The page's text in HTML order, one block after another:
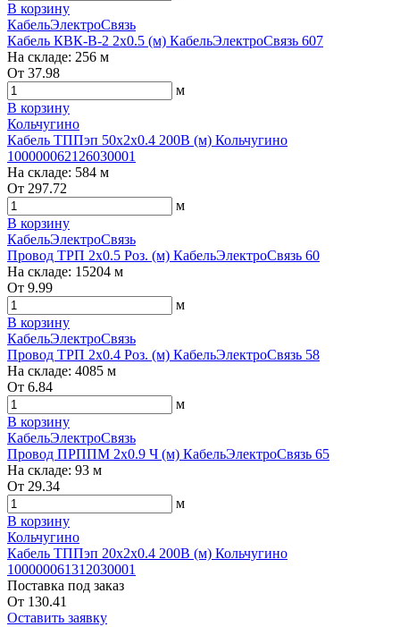
В корзину
КабельЭлектроСвязь
Кабель КВК-В-2 2х0.5 (м) КабельЭлектроСвязь 607
На складе: 256 м
От 37.98
м
В корзину
Кольчугино
Кабель ТППэп 50х2х0.4 200В (м) Кольчугино
100000062126030001
На складе: 584 м
От 297.72
м
В корзину
КабельЭлектроСвязь
Провод ТРП 2х0.5 Роз. (м) КабельЭлектроСвязь 60
На складе: 15204 м
От 9.99
м
В корзину
КабельЭлектроСвязь
Провод ТРП 2х0.4 Роз. (м) КабельЭлектроСвязь 58
На складе: 4085 м
От 6.84
м
В корзину
КабельЭлектроСвязь
Провод ПРППМ 2х0.9 Ч (м) КабельЭлектроСвязь 65
На складе: 93 м
От 29.34
м
В корзину
Кольчугино
Кабель ТППэп 20х2х0.4 200В (м) Кольчугино
100000061312030001
Поставка под заказ
От 130.41
Оставить заявку